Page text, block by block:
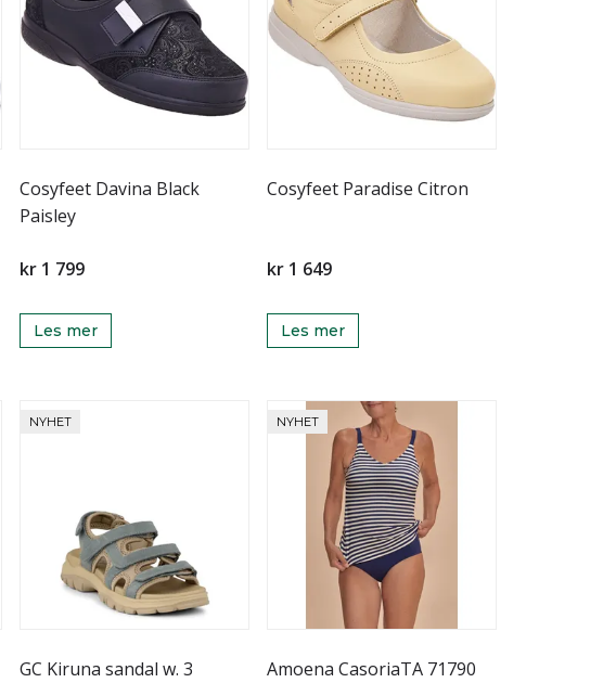
Cosyfeet Davina Black
Paisley
kr 1 799
Les mer
Cosyfeet Paradise Citron
kr 1 649
Les mer
NYHET
GC Kiruna sandal w. 3
NYHET
Amoena CasoriaTA 71790